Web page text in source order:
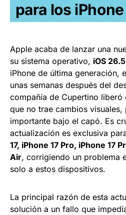
para los
Apple acaba de lanzar una
su sistema operativo, iOS
iPhone de última generación,
unas semanas después del
compañía de Cupertino liberó
que no trae cambios
importante bajo el capó. Es
actualización es exclusiva
17, iPhone 17 Pro, iPhone 17
Air, corrigiendo un problema
solo a estos dispositivos.
La principal razón de esta
solución a un fallo que